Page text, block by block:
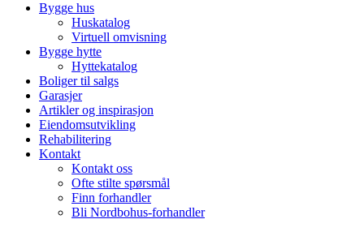
Bygge hus
Huskatalog
Virtuell omvisning
Bygge hytte
Hyttekatalog
Boliger til salgs
Garasjer
Artikler og inspirasjon
Eiendomsutvikling
Rehabilitering
Kontakt
Kontakt oss
Ofte stilte spørsmål
Finn forhandler
Bli Nordbohus-forhandler